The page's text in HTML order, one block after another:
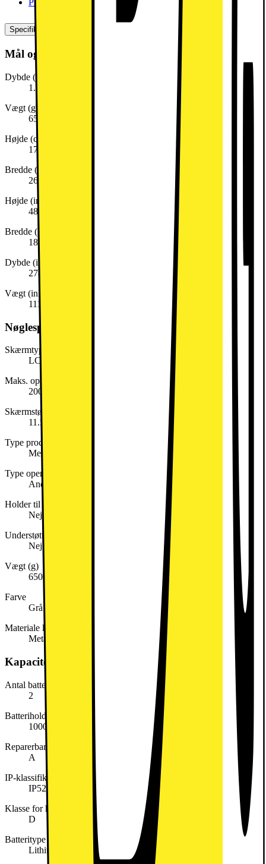
Produktdatablad (dansk) ]
Specifikationer
Mål og vægt
Dybde (cm)
1.35
Vægt (g)
650
Højde (cm)
17.42
Bredde (cm)
26.83
Højde (inkl. emballage)
48,0 mm
Bredde (inkl. emballage)
186,0 mm
Dybde (inkl. emballage)
278,0 mm
Vægt (inkl. emballage)
1116,0 g
Nøglespecifikation
Skærmtype
LCD
Maks. opløsning
2000x1200
Skærmstørrelse (tommer)
11.5
Type processor
MediaTek Helio
Type operativsystem (OS)
Android
Holder til SIM-kort
Nej
Understøtter mobilt netværk
Nej
Vægt (g)
650
Farve
Grå
Materiale kabinet
Metal
Kapacitet, forbrug og strøm
Antal battericeller
2
Batteriholdbarhed i cyklusser
1000
Reparerbarhedsklasse
A
IP-klassifikation
IP52
Klasse for holdbarhed ved gentagne frie fald
D
Batteritype
Lithium-polymer